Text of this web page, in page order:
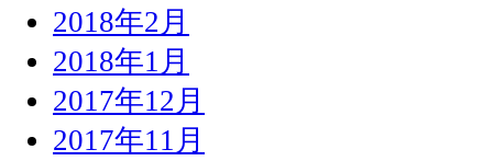
2018年2月
2018年1月
2017年12月
2017年11月